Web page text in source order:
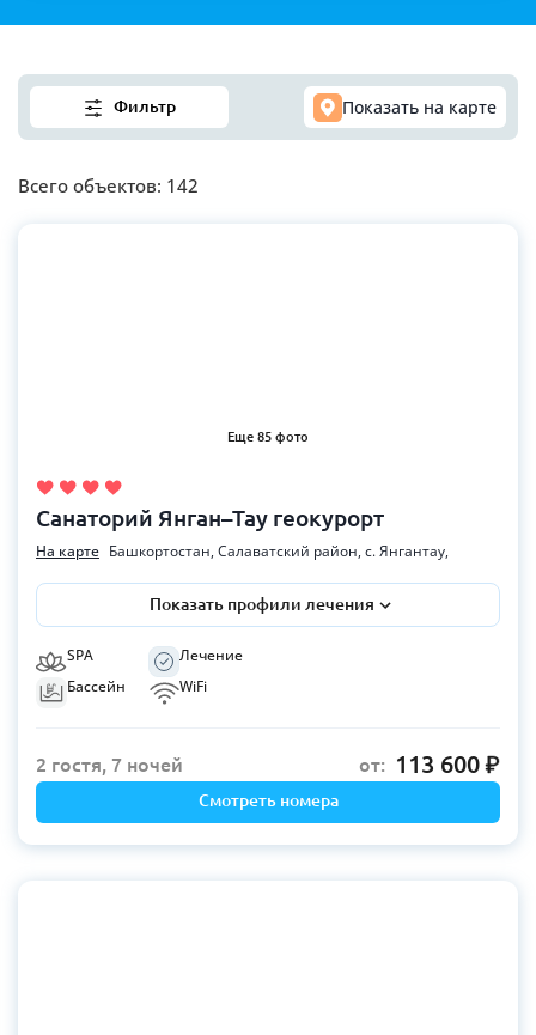
Список путевок
Фильтр Показать на карте
Всего объектов: 142
Еще 85 фото
Санаторий Янган–Тау геокурорт
На карте Башкортостан, Салаватский район, с. Янгантау,
Показать профили лечения
SPA
Бассейн
Лечение
WiFi
2 гостя, 7 ночей от: 113 600
Смотреть номера